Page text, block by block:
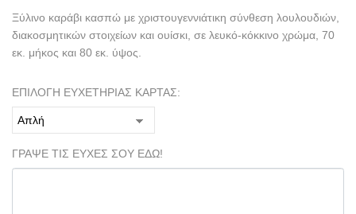
Ξύλινο καράβι κασπώ με χριστουγεννιάτικη σύνθεση λουλουδιών,
διακοσμητικών στοιχείων και ουίσκι, σε λευκό-κόκκινο χρώμα, 70
εκ. μήκος και 80 εκ. ύψος.
ΕΠΙΛΟΓΗ ΕΥΧΕΤΗΡΙΑΣ ΚΑΡΤΑΣ:
ΓΡΑΨΕ ΤΙΣ ΕΥΧΕΣ ΣΟΥ ΕΔΩ!